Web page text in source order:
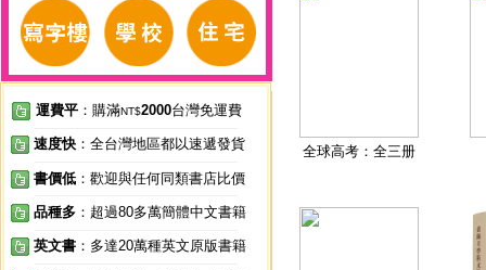
運費平 ：購滿NT$2000台灣免運費
速度快 ：全台灣地區都以速遞發貨
書價低 ：歡迎與任何同類書店比價
品種多 ：超過80多萬簡體中文書籍
英文書 ：多達20萬種英文原版書籍
全球高考：全三册